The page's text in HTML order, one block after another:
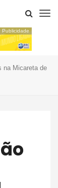
Publicidade
na Micareta de